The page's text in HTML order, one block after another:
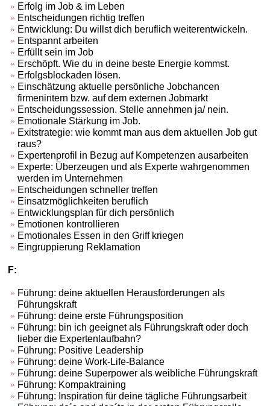
Erfolg im Job & im Leben
Entscheidungen richtig treffen
Entwicklung: Du willst dich beruflich weiterentwickeln.
Entspannt arbeiten
Erfüllt sein im Job
Erschöpft. Wie du in deine beste Energie kommst.
Erfolgsblockaden lösen.
Einschätzung aktuelle persönliche Jobchancen
firmenintern bzw. auf dem externen Jobmarkt
Entscheidungssession. Stelle annehmen ja/ nein.
Emotionale Stärkung im Job.
Exitstrategie: wie kommt man aus dem aktuellen Job gut
raus?
Expertenprofil in Bezug auf Kompetenzen ausarbeiten
Experte: Überzeugen und als Experte wahrgenommen
werden im Unternehmen
Entscheidungen schneller treffen
Einsatzmöglichkeiten beruflich
Entwicklungsplan für dich persönlich
Emotionen kontrollieren
Emotionales Essen in den Griff kriegen
Eingruppierung Reklamation
F:
Führung: deine aktuellen Herausforderungen als
Führungskraft
Führung: deine erste Führungsposition
Führung: bin ich geeignet als Führungskraft oder doch
lieber die Expertenlaufbahn?
Führung: Positive Leadership
Führung: deine Work-Life-Balance
Führung: deine Superpower als weibliche Führungskraft
Führung: Kompaktraining
Führung: Inspiration für deine tägliche Führungsarbeit